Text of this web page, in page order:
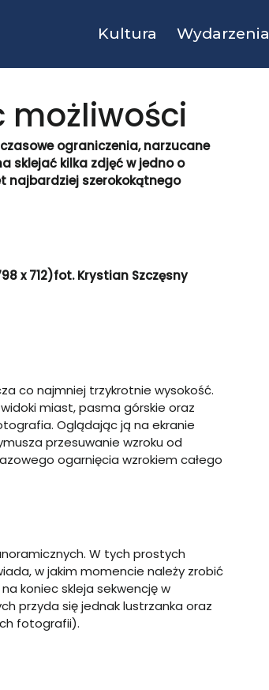
Kultura Wydarzenia
możliwości
ograniczenia, narzucane
sklejać kilka zdjęć w jedno o
najbardziej szerokokątnego
fot. Krystian Szczęsny
co najmniej trzykrotnie wysokość.
miast, pasma górskie oraz
Oglądając ją na ekranie
przesuwanie wzroku od
ogarnięcia wzrokiem całego
W tych prostych
w jakim momencie należy zrobić
koniec skleja sekwencję w
przyda się jednak lustrzanka oraz
fotografii).